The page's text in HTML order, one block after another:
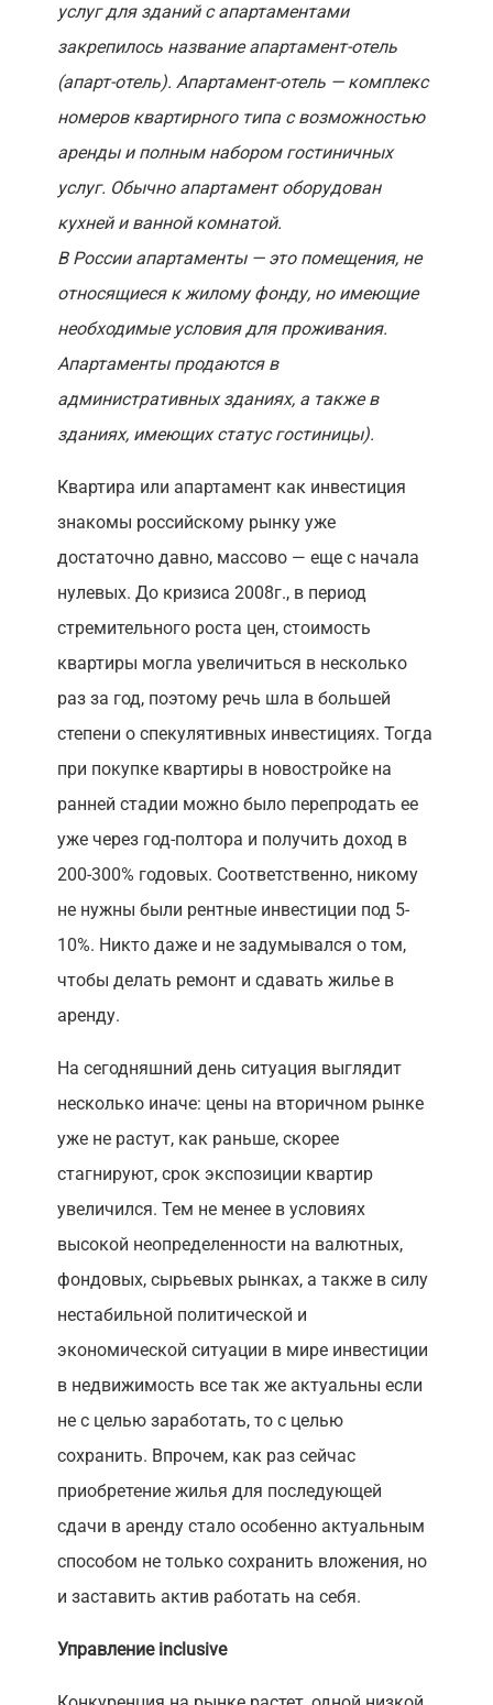
услуг для зданий с апартаментами
закрепилось название апартамент-отель
(апарт-отель). Апартамент-отель — комплекс
номеров квартирного типа с возможностью
аренды и полным набором гостиничных
услуг. Обычно апартамент оборудован
кухней и ванной комнатой.
В России апартаменты — это помещения, не
относящиеся к жилому фонду, но имеющие
необходимые условия для проживания.
Апартаменты продаются в
административных зданиях, а также в
зданиях, имеющих статус гостиницы).
Квартира или апартамент как инвестиция
знакомы российскому рынку уже
достаточно давно, массово — еще с начала
нулевых. До кризиса 2008г., в период
стремительного роста цен, стоимость
квартиры могла увеличиться в несколько
раз за год, поэтому речь шла в большей
степени о спекулятивных инвестициях. Тогда
при покупке квартиры в новостройке на
ранней стадии можно было перепродать ее
уже через год-полтора и получить доход в
200-300% годовых. Соответственно, никому
не нужны были рентные инвестиции под 5-
10%. Никто даже и не задумывался о том,
чтобы делать ремонт и сдавать жилье в
аренду.
На сегодняшний день ситуация выглядит
несколько иначе: цены на вторичном рынке
уже не растут, как раньше, скорее
стагнируют, срок экспозиции квартир
увеличился. Тем не менее в условиях
высокой неопределенности на валютных,
фондовых, сырьевых рынках, а также в силу
нестабильной политической и
экономической ситуации в мире инвестиции
в недвижимость все так же актуальны если
не с целью заработать, то с целью
сохранить. Впрочем, как раз сейчас
приобретение жилья для последующей
сдачи в аренду стало особенно актуальным
способом не только сохранить вложения, но
и заставить актив работать на себя.
Управление inclusive